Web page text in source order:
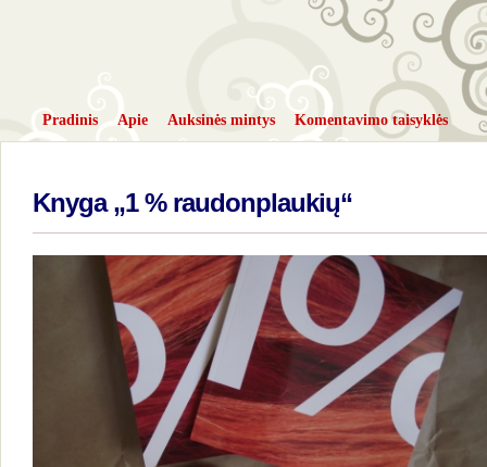
Pradinis Apie Auksinės mintys Komentavimo taisyklės
Knyga „1 % raudonplaukių“